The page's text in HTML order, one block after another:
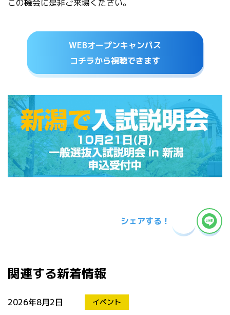
この機会に是非ご来場ください。
WEBオープンキャンパス
コチラから視聴できます
シェアする！
関連する新着情報
2026年8月2日 イベント